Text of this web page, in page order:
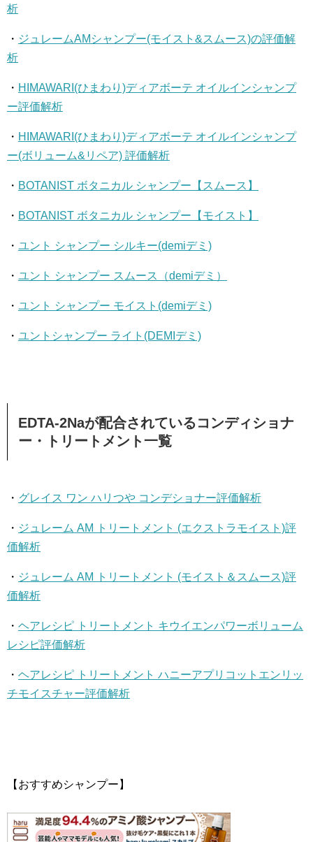
析
・ ジュレームAMシャンプー(モイスト&スムース)の評価解
析
・ HIMAWARI(ひまわり)ディアボーテ オイルインシャンプ
ー評価解析
・ HIMAWARI(ひまわり)ディアボーテ オイルインシャンプ
ー(ボリューム&リペア) 評価解析
・ BOTANIST ボタニカル シャンプー【スムース】
・ BOTANIST ボタニカル シャンプー【モイスト】
・ ユント シャンプー シルキー(demiデミ)
・ ユント シャンプー スムース（demiデミ）
・ ユント シャンプー モイスト(demiデミ)
・ ユントシャンプー ライト(DEMIデミ)
EDTA-2Naが配合されているコンディショナ
ー・トリートメント一覧
・ グレイス ワン ハリつや コンデショナー評価解析
・ ジュレーム AM トリートメント (エクストラモイスト)評
価解析
・ ジュレーム AM トリートメント (モイスト＆スムース)評
価解析
・ ヘアレシピ トリートメント キウイエンパワーボリューム
レシピ評価解析
・ ヘアレシピ トリートメント ハニーアプリコットエンリッ
チモイスチャー評価解析
【おすすめシャンプー】